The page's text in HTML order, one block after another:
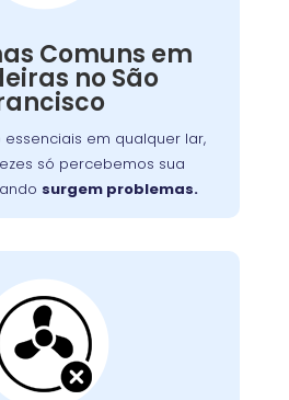
Comuns em
no São
essenciais em qualquer lar,
só percebemos sua
surgem problemas.
o impacto no seu dia a
Felizmente, a
Wandertec
conserto de geladeiras
ideal de seus
aparelhos.
da
Bloqueada:
o acesso aos alimentos,